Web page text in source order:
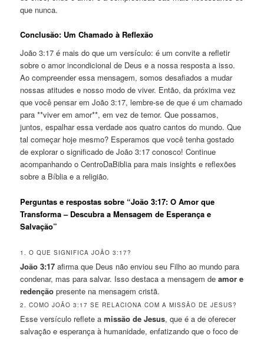
que nunca.
Conclusão: Um Chamado à Reflexão
João 3:17 é mais do que um versículo: é um convite a refletir
sobre o amor incondicional de Deus e a nossa resposta a isso.
Ao compreender essa mensagem, somos desafiados a mudar
nossas atitudes e nosso modo de viver. Então, da próxima vez
que você pensar em João 3:17, lembre-se de que é um chamado
para **viver em amor**, em vez de temor. Que possamos,
juntos, espalhar essa verdade aos quatro cantos do mundo. Que
tal começar hoje mesmo? Esperamos que você tenha gostado
de explorar o significado de João 3:17 conosco! Continue
acompanhando o CentroDaBiblia para mais insights e reflexões
sobre a Bíblia e a religião.
Perguntas e respostas sobre “João 3:17: O Amor que
Transforma – Descubra a Mensagem de Esperança e
Salvação”
1. O QUE SIGNIFICA JOÃO 3:17?
João 3:17 afirma que Deus não enviou seu Filho ao mundo para
condenar, mas para salvar. Isso destaca a mensagem deamor e
redenção presente na mensagem cristã.
2. COMO JOÃO 3:17 SE RELACIONA COM A MISSÃO DE JESUS?
Esse versículo reflete amissão de Jesus, que é a de oferecer
salvação e esperança à humanidade, enfatizando que o foco de